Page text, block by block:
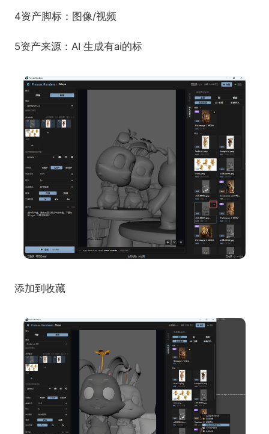
4资产脚标：图像/视频
5资产来源：AI 生成有ai的标
添加到收藏